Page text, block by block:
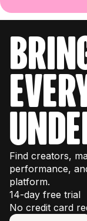
Find creators,
performance,
platform.
14-day free trial
No credit card